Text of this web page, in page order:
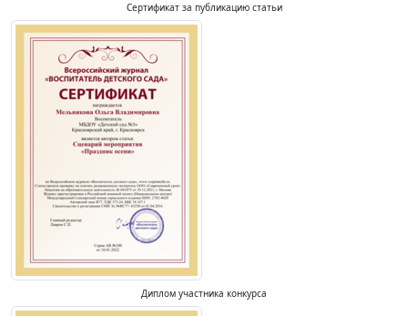
Сертификат за публикацию статьи
Диплом участника конкурса